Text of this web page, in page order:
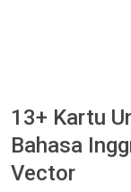
13+ Kartu
Bahasa
Vector